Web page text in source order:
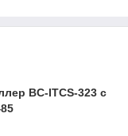
BC-ITCS-323 с